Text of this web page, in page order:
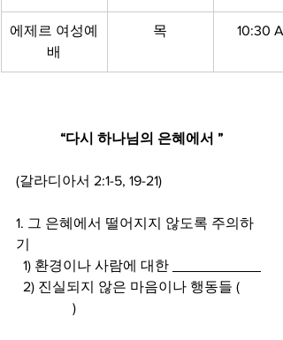
에제르 여성예
배
목 10:30
“다시 하나님의 은혜에서 ”
(갈라디아서 2:1-5, 19-21)
1. 그 은혜에서 떨어지지 않도록 주의하
기
  1) 환경이나 사람에 대한
                )